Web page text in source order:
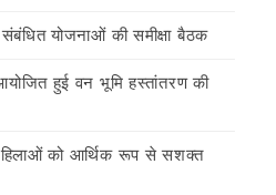
योजनाओं की समीक्षा बैठक
हुई वन भूमि हस्तांतरण की
को आर्थिक रूप से सशक्त